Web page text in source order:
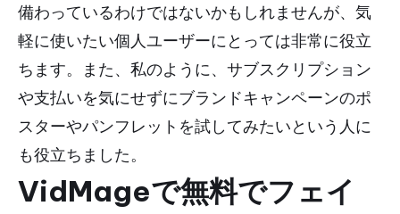
備わっているわけではないかもしれませんが、気
軽に使いたい個人ユーザーにとっては非常に役立
ちます。また、私のように、サブスクリプション
や支払いを気にせずにブランドキャンペーンのポ
スターやパンフレットを試してみたいという人に
も役立ちました。
VidMageで無料でフェイ